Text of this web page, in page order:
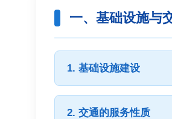
一、基础设施与
1. 基础设施建设
2. 交通的服务性质